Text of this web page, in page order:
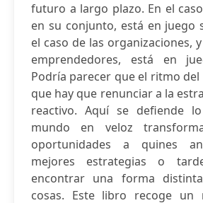
futuro a largo plazo. En el
en su conjunto, está en juego
el caso de las organizaciones,
emprendedores, está en
Podría parecer que el ritmo
que hay que renunciar a la
reactivo. Aquí se defiende
mundo en veloz
oportunidades a quines
mejores estrategias o
encontrar una forma
cosas. Este libro recoge un